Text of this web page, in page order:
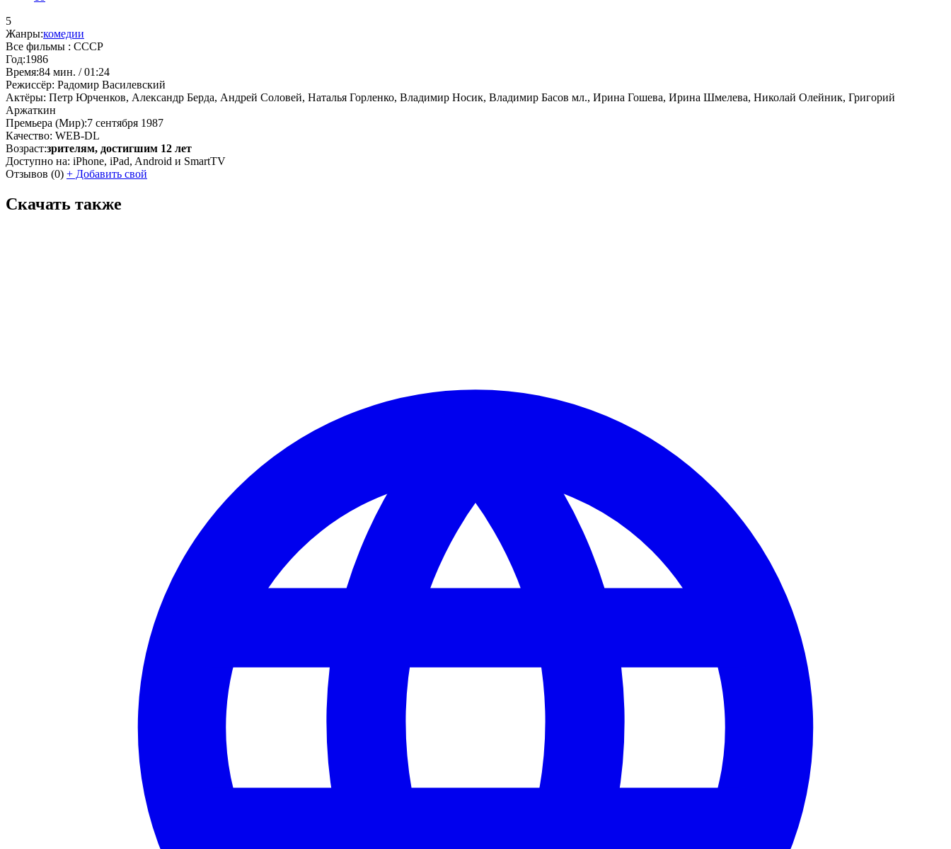
5
Жанры:комедии
Все фильмы : СССР
Год:1986
Время:84 мин. / 01:24
Режиссёр: Радомир Василевский
Актёры: Петр Юрченков, Александр Берда, Андрей Соловей, Наталья Горленко, Владимир Носик, Владимир Басов мл., Ирина Гошева, Ирина Шмелева, Николай Олейник, Григорий
Аржаткин
Премьера (Мир):7 сентября 1987
Качество: WEB-DL
Возраст:зрителям, достигшим 12 лет
Доступно на: iPhone, iPad, Android и SmartTV
Отзывов (0) + Добавить свой
Скачать также